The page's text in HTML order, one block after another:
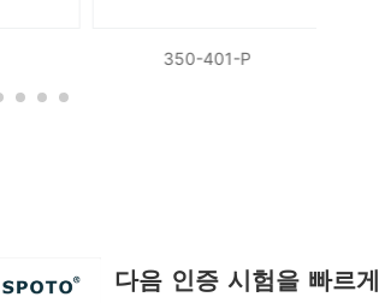
350-401-P
다음 인증 시험을 빠르게